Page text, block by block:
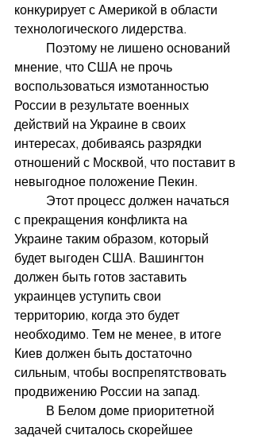
конкурирует с Америкой в области
технологического лидерства.
мнение, что США не прочь
воспользоваться измотанностью
России в результате военных
действий на Украине в своих
интересах, добиваясь разрядки
отношений с Москвой, что поставит в
невыгодное положение Пекин.
с прекращения конфликта на
Украине таким образом, который
будет выгоден США. Вашингтон
должен быть готов заставить
украинцев уступить свои
территорию, когда это будет
необходимо. Тем не менее, в итоге
Киев должен быть достаточно
сильным, чтобы воспрепятствовать
продвижению России на запад.
задачей считалось скорейшее